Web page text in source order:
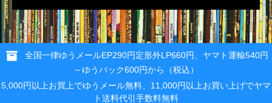
全国一律ゆうメールEP290円定形外LP660円、ヤマト運輸540円
～ゆうパック600円から（税込）
5,000円以上お買上でゆうメール無料、11,000円以上お買い上げでヤマ
ト送料代引手数料無料